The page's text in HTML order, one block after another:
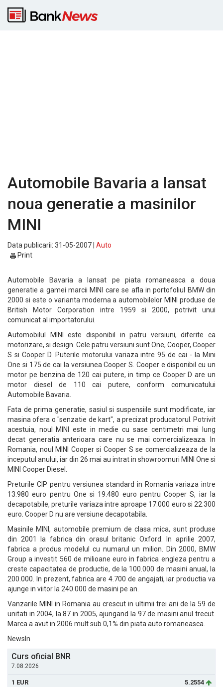
Automobile Bavaria a lansat
noua generatie a masinilor
MINI
Data publicarii: 31-05-2007 | Auto
Print
Automobile Bavaria a lansat pe piata romaneasca a doua
generatie a gamei marcii MINI care se afla in portofoliul BMW din
2000 si este o varianta moderna a automobilelor MINI produse de
British Motor Corporation intre 1959 si 2000, potrivit unui
comunicat al importatorului.
Automobilul MINI este disponibil in patru versiuni, diferite ca
motorizare, si design. Cele patru versiuni sunt One, Cooper, Cooper
S si Cooper D. Puterile motorului variaza intre 95 de cai - la Mini
One si 175 de cai la versiunea Cooper S. Cooper e disponibil cu un
motor pe benzina de 120 cai putere, in timp ce Cooper D are un
motor diesel de 110 cai putere, conform comunicatului
Automobile Bavaria.
Fata de prima generatie, sasiul si suspensiile sunt modificate, iar
masina ofera o "senzatie de kart", a precizat producatorul. Potrivit
acestuia, noul MINI este in medie cu sase centimetri mai lung
decat generatia anterioara care nu se mai comercializeaza. In
Romania, noul MINI Cooper si Cooper S se comercializeaza de la
inceputul anului, iar din 26 mai au intrat in showroomuri MINI One si
MINI Cooper Diesel.
Preturile CIP pentru versiunea standard in Romania variaza intre
13.980 euro pentru One si 19.480 euro pentru Cooper S, iar la
decapotabile, preturile variaza intre aproape 17.000 euro si 22.300
euro. Cooper D nu are versiune decapotabila.
Masinile MINI, automobile premium de clasa mica, sunt produse
din 2001 la fabrica din orasul britanic Oxford. In aprilie 2007,
fabrica a produs modelul cu numarul un milion. Din 2000, BMW
Group a investit 560 de milioane euro in fabrica engleza pentru a
creste capacitatea de productie, de la 100.000 de masini anual, la
200.000. In prezent, fabrica are 4.700 de angajati, iar productia va
ajunge in viitor la 240.000 de masini pe an.
Vanzarile MINI in Romania au crescut in ultimii trei ani de la 59 de
unitati in 2004, la 87 in 2005, ajungand la 97 de masini anul trecut.
Marca a avut in 2006 mult sub 0,1% din piata auto romaneasca.
NewsIn
Curs oficial BNR
7.08.2026
1 EUR
5.2554